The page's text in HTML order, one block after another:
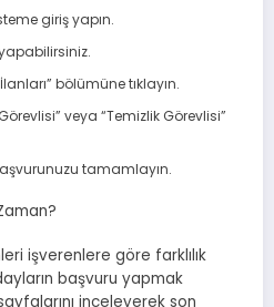
giriş yapın.
bölümüne tıklayın.
veya “Temizlik Görevlisi”
tamamlayın.
işverenlere göre farklılık
başvuru yapmak
inceleyerek son